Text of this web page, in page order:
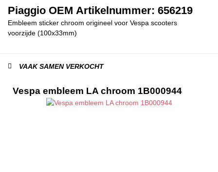
Piaggio OEM Artikelnummer: 656219
Embleem sticker chroom origineel voor Vespa scooters
voorzijde (100x33mm)
VAAK SAMEN VERKOCHT
Vespa embleem LA chroom 1B000944